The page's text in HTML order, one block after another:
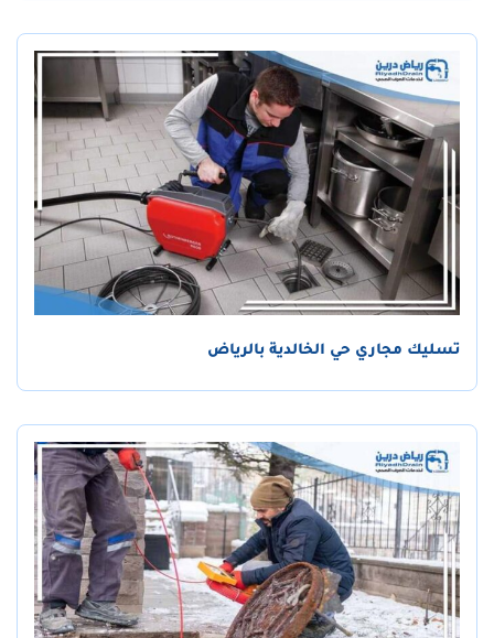
تسليك مجاري حي الخالدية بالرياض